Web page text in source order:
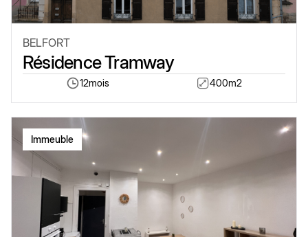
BELFORT
Résidence Tramway
12mois 400m2
Immeuble